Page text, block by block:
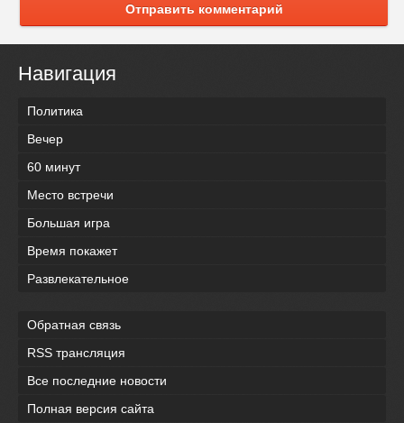
Отправить комментарий
Навигация
Политика
Вечер
60 минут
Место встречи
Большая игра
Время покажет
Развлекательное
Обратная связь
RSS трансляция
Все последние новости
Полная версия сайта